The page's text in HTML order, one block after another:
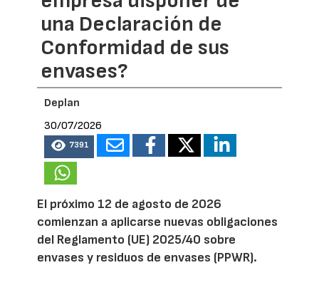
una Declaración de
Conformidad de sus
envases?
Deplan
30/07/2026
7391
El próximo 12 de agosto de 2026
comienzan a aplicarse nuevas obligaciones
del Reglamento (UE) 2025/40 sobre
envases y residuos de envases (PPWR).